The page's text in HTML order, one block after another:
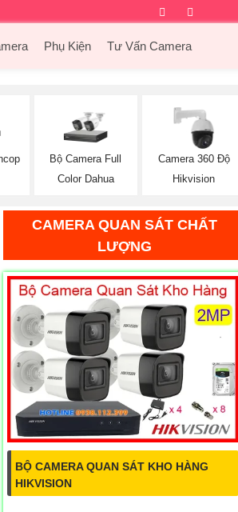
Facebook
Phụ Kiện Tư Vấn Camera
Bộ Camera Full
Color Dahua
Camera 360 Độ
Hikvision
CAMERA QUAN SÁT CHẤT
LƯỢNG
BỘ CAMERA QUAN SÁT KHO HÀNG
HIKVISION